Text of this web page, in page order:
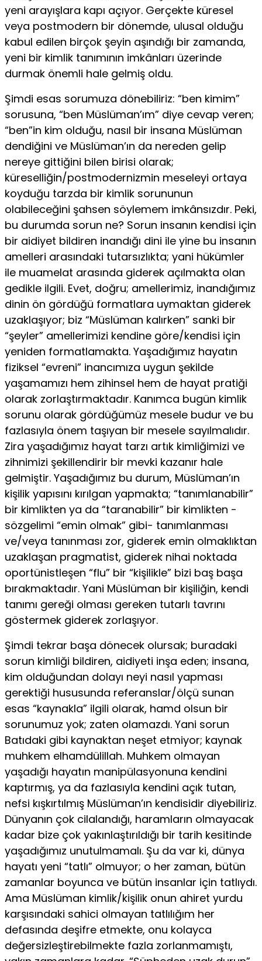
yeni arayışlara kapı açıyor. Gerçekte küresel
veya postmodern bir dönemde, ulusal olduğu
kabul edilen birçok şeyin aşındığı bir zamanda,
yeni bir kim­lik tanımının imkânları üzerinde
durmak önemli hale gelmiş oldu.
Şimdi esas sorumuza dönebiliriz: “ben kimim”
sorusuna, “ben Müslüman’ım” diye cevap veren;
“ben”in kim olduğu, nasıl bir in­sana Müslüman
dendiğini ve Müslüman’ın da nereden gelip
nereye gittiğini bilen birisi olarak;
küreselliğin/postmodernizmin meseleyi ortaya
koyduğu tarzda bir kimlik sorununun
olabileceğini şahsen söylemem imkânsızdır. Peki,
bu durumda sorun ne? Sorun insa­nın kendisi için
bir aidiyet bildiren inandığı dini ile yine bu insanın
amelleri arasındaki tutarsızlıkta; yani hükümler
ile muamelat ara­sında giderek açılmakta olan
gedikle ilgili. Evet, doğru; amellerimiz, inandığımız
dinin ön gördüğü formatlara uymaktan giderek
uzakla­şıyor; biz “Müslüman kalırken” sanki bir
“şeyler” amellerimizi ken­dine göre/kendisi için
yeniden formatlamakta. Yaşadığımız hayatın
fiziksel “evreni” inancımıza uygun şekilde
yaşamamızı hem zihin­sel hem de hayat pratiği
olarak zorlaştırmaktadır. Kanımca bugün kimlik
sorunu olarak gördüğümüz mesele budur ve bu
fazlasıyla önem taşıyan bir mesele sayılmalıdır.
Zira yaşadığımız hayat tarzı artık kimliğimizi ve
zihnimizi şekillendirir bir mevki kazanır hale
gelmiştir. Yaşadığımız bu durum, Müslüman’ın
kişilik yapısını kırılgan yapmakta; “tanımlanabilir”
bir kimlikten ya da “taranabilir” bir kimlikten -
sözgelimi “emin olmak” gibi- tanımlanması
ve/veya ta­nınması zor, giderek emin olmaklıktan
uzaklaşan pragmatist, gide­rek nihai noktada
oportünistleşen “flu” bir “kişilikle” bizi baş başa
bırakmaktadır. Yani Müslüman bir kişiliğin, kendi
tanımı gereği ol­ması gereken tutarlı tavrını
göstermek giderek zorlaşıyor.
Şimdi tekrar başa dönecek olursak; buradaki
sorun kimliği bil­diren, aidiyeti inşa eden; insana,
kim olduğundan dolayı neyi nasıl yapması
gerektiği hususunda referanslar/ölçü sunan
esas “kaynakla” ilgili olarak, hamd olsun bir
sorunumuz yok; zaten olamazdı. Yani sorun
Batıdaki gibi kaynaktan neşet etmiyor; kaynak
muhkem el­hamdülillah. Muhkem olmayan
yaşadığı hayatın manipülasyonuna kendini
kaptırmış, ya da fazlasıyla kendini açık tutan,
nefsi kışkır­tılmış Müslüman’ın kendisidir diyebiliriz.
Dünyanın çok cilalandığı, haramların olmayacak
kadar bize çok yakınlaştırıldığı bir tarih ke­sitinde
yaşadığımız unutulmamalı. Şu da var ki, dünya
hayatı yeni “tatlı” olmuyor; o her zaman, bütün
zamanlar boyunca ve bütün in­sanlar için tatlıydı.
Ama Müslüman kimlik/kişilik onun ahiret yurdu
karşısındaki sahici olmayan tatlılığım her
defasında deşifre etmekte, onu kolayca
değersizleştirebilmekte fazla zorlanmamıştı,